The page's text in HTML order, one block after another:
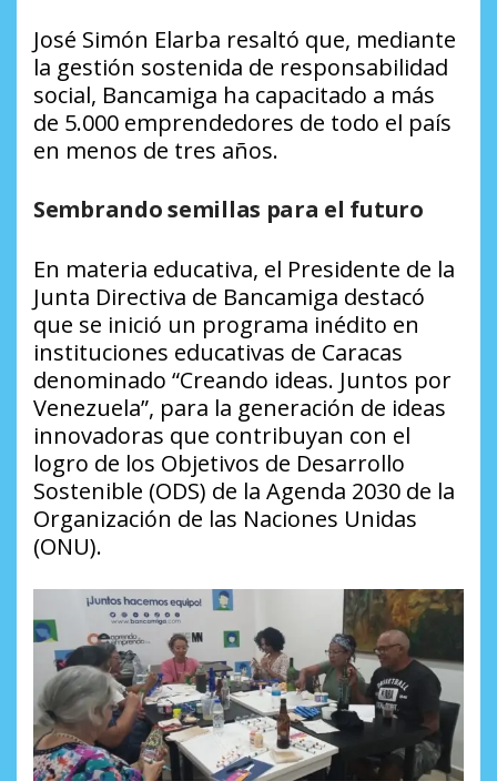
José Simón Elarba resaltó que, mediante
la gestión sostenida de responsabilidad
social, Bancamiga ha capacitado a más
de 5.000 emprendedores de todo el país
en menos de tres años.
Sembrando semillas para el futuro
En materia educativa, el Presidente de la
Junta Directiva de Bancamiga destacó
que se inició un programa inédito en
instituciones educativas de Caracas
denominado “Creando ideas. Juntos por
Venezuela”, para la generación de ideas
innovadoras que contribuyan con el
logro de los Objetivos de Desarrollo
Sostenible (ODS) de la Agenda 2030 de la
Organización de las Naciones Unidas
(ONU).